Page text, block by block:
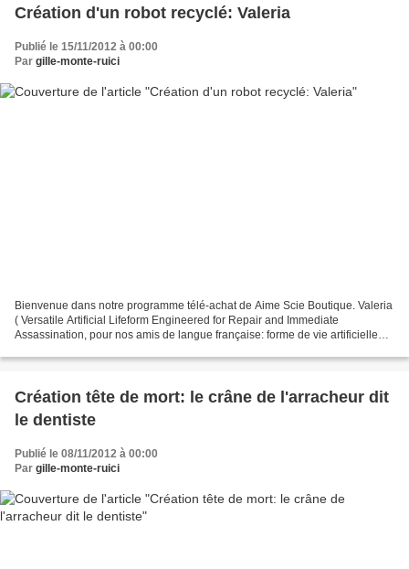
Création d'un robot recyclé: Valeria
Publié le 15/11/2012 à 00:00
Par gille-monte-ruici
Bienvenue dans notre programme télé-achat de Aime Scie Boutique. Valeria
( Versatile Artificial Lifeform Engineered for Repair and Immediate
Assassination, pour nos amis de langue française: forme de vie artificielle
Création tête de mort: le crâne de l'arracheur dit
le dentiste
Publié le 08/11/2012 à 00:00
Par gille-monte-ruici